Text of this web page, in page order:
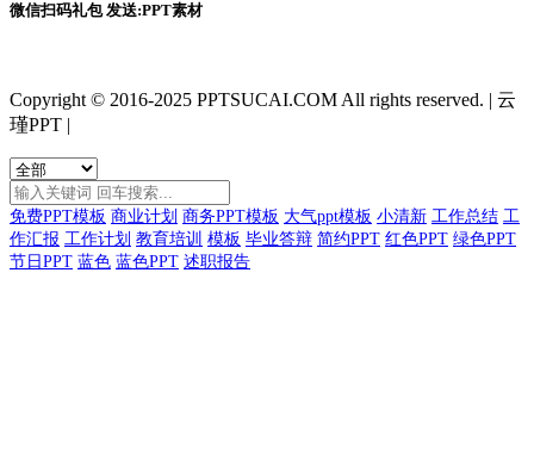
微信扫码礼包 发送:PPT素材
Copyright © 2016-2025 PPTSUCAI.COM All rights reserved. | 云
瑾PPT |
免费PPT模板 商业计划 商务PPT模板 大气ppt模板 小清新 工作总结 工
作汇报 工作计划 教育培训 模板 毕业答辩 简约PPT 红色PPT 绿色PPT
节日PPT 蓝色 蓝色PPT 述职报告